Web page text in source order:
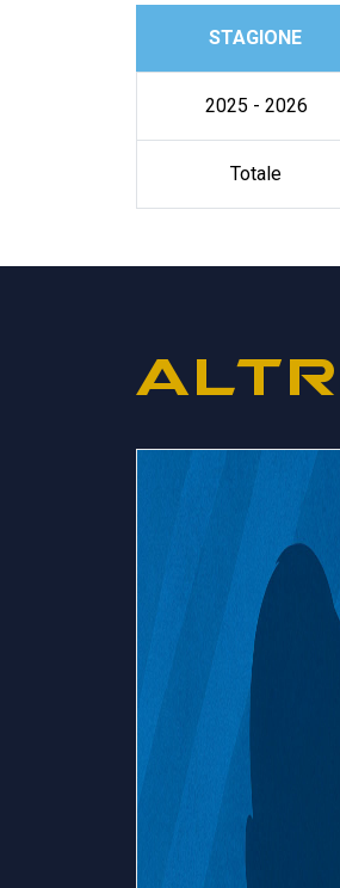
STAGIONE
2025 - 2026
Totale